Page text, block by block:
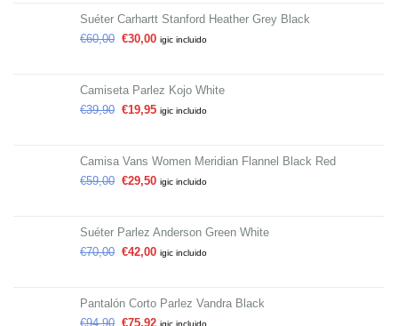
Suéter Carhartt Stanford Heather Grey Black
€60,00 €30,00 igic incluido
Camiseta Parlez Kojo White
€39,90 €19,95 igic incluido
Camisa Vans Women Meridian Flannel Black Red
€59,00 €29,50 igic incluido
Suéter Parlez Anderson Green White
€70,00 €42,00 igic incluido
Pantalón Corto Parlez Vandra Black
€94,90 €75,92 igic incluido